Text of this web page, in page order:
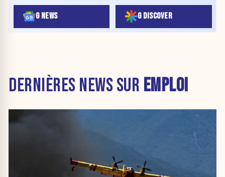
G NEWS G DISCOVER
DERNIÈRES NEWS SUR EMPLOI